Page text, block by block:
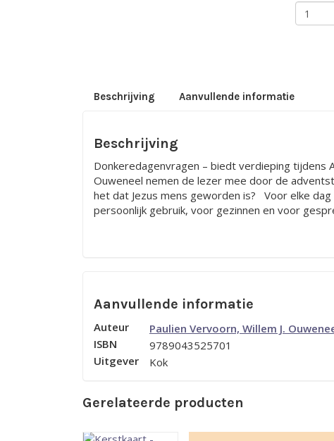
aantal
Beschrijving Aanvullende informatie
Beschrijving
Donkeredagenvragen – biedt verdieping tijdens
Ouweneel nemen de lezer mee door de
het dat Jezus mens geworden is? Voor elke
persoonlijk gebruik, voor gezinnen en voor
Aanvullende informatie
Auteur
Paulien Vervoorn, Willem J.
ISBN
9789043525701
Uitgever
Kok
Gerelateerde producten